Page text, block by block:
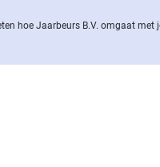
hoe Jaarbeurs B.V. omgaat met